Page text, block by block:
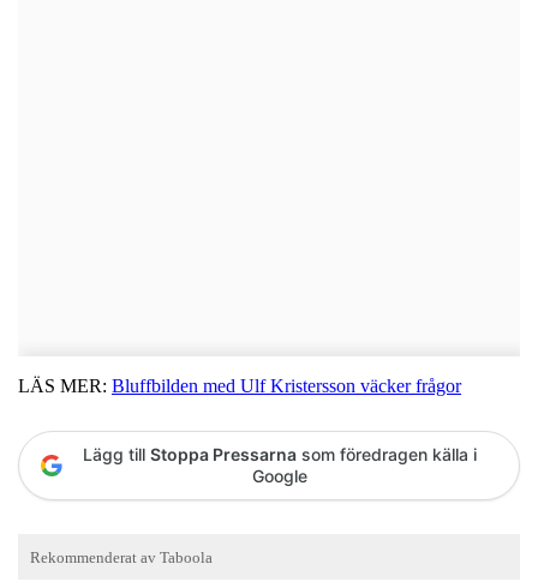
LÄS MER: Bluffbilden med Ulf Kristersson väcker frågor
Lägg till Stoppa Pressarna som föredragen källa i
Google